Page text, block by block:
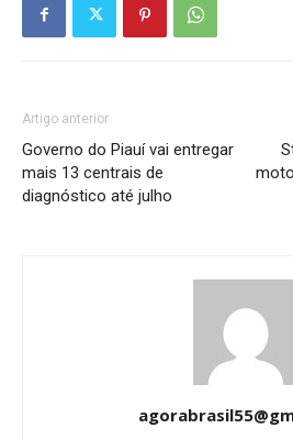
Artigo anterior
Governo do Piauí vai entregar
mais 13 centrais de
diagnóstico até julho